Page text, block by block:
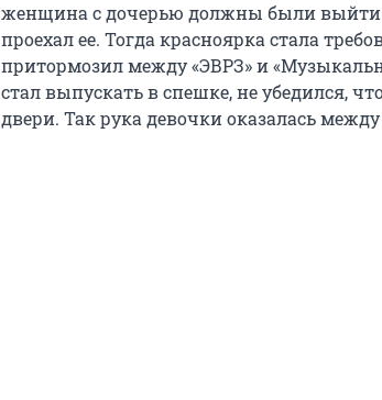
женщина с дочерью должны были выйти
проехал ее. Тогда красноярка стала
притормозил между «ЭВРЗ» и
стал выпускать в спешке, не убедился,
двери. Так рука девочки оказалась